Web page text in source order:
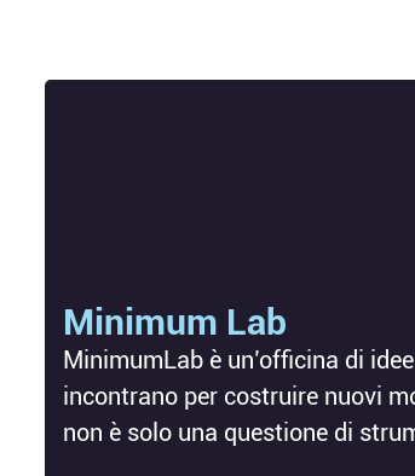
Minimum Lab
MinimumLab è un’officina di
incontrano per costruire nuovi
non è solo una questione di